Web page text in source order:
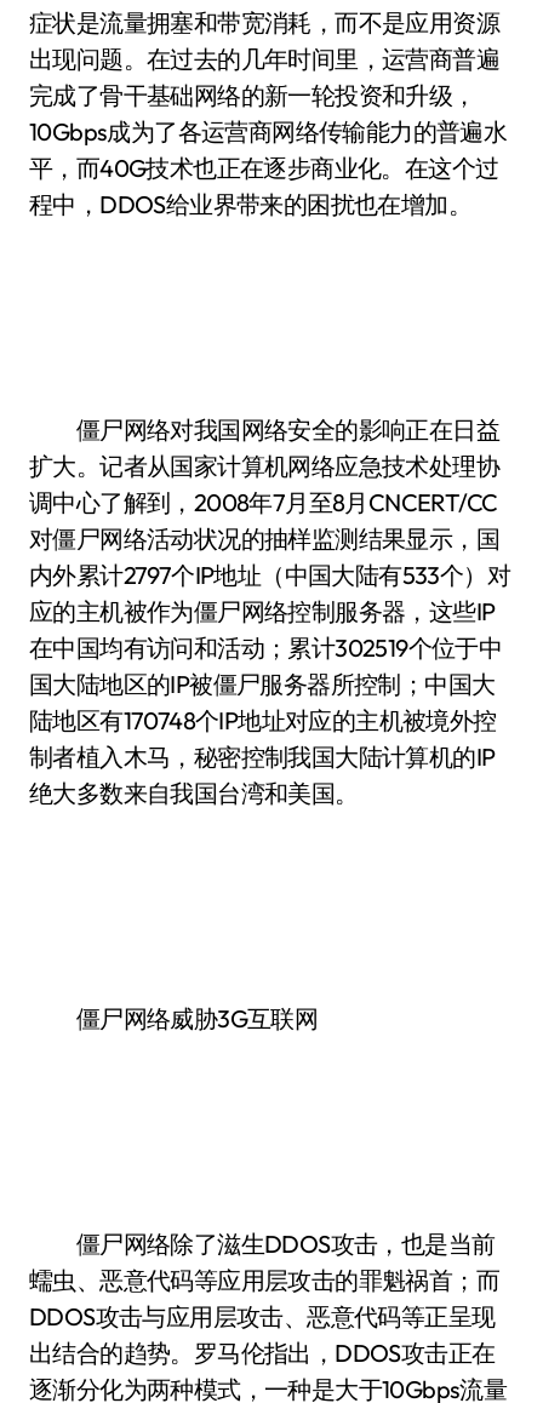
症状是流量拥塞和带宽消耗，而不是应用资源
出现问题。在过去的几年时间里，运营商普遍
完成了骨干基础网络的新一轮投资和升级，
10Gbps成为了各运营商网络传输能力的普遍水
平，而40G技术也正在逐步商业化。在这个过
程中，DDOS给业界带来的困扰也在增加。
僵尸网络对我国网络安全的影响正在日益
扩大。记者从国家计算机网络应急技术处理协
调中心了解到，2008年7月至8月CNCERT/CC
对僵尸网络活动状况的抽样监测结果显示，国
内外累计2797个IP地址（中国大陆有533个）对
应的主机被作为僵尸网络控制服务器，这些IP
在中国均有访问和活动；累计302519个位于中
国大陆地区的IP被僵尸服务器所控制；中国大
陆地区有170748个IP地址对应的主机被境外控
制者植入木马，秘密控制我国大陆计算机的IP
绝大多数来自我国台湾和美国。
僵尸网络威胁3G互联网
僵尸网络除了滋生DDOS攻击，也是当前
蠕虫、恶意代码等应用层攻击的罪魁祸首；而
DDOS攻击与应用层攻击、恶意代码等正呈现
出结合的趋势。罗马伦指出，DDOS攻击正在
逐渐分化为两种模式，一种是大于10Gbps流量